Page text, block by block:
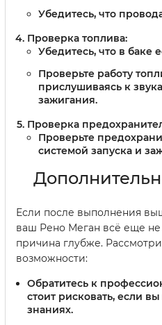
Убедитесь, что
Проверка топлива:
Убедитесь, что в баке
Проверьте работу
прислушиваясь к
зажигания.
Проверка
Проверьте
системой запуска и
Если после выполнения
ваш Рено Меган всё еще не
причина глубже.
возможности:
Обратитесь к
стоит рисковать, если
знаниях.